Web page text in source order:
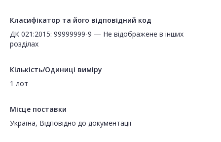
Класифікатор та його відповідний код
ДК 021:2015: 99999999-9 — Не відображене в інших
розділах
Кількість/Одиниці виміру
1 лот
Місце поставки
Україна, Відповідно до документації